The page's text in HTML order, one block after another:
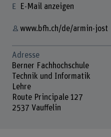
E-Mail anzeigen
www.bfh.ch/de/armin-jost
Adresse
Berner Fachhochschule
Technik und Informatik
Lehre
Route Principale 127
2537 Vauffelin